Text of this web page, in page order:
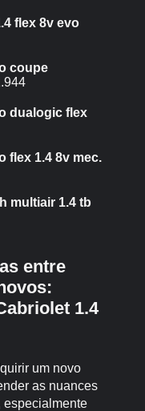
flex 8v evo
coupe
dualogic flex
flex 1.4 8v mec.
multiair 1.4 tb
entre
1.4
um novo
as nuances
especialmente